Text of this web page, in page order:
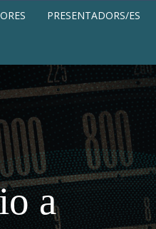
PRESENTADORS/ES
a